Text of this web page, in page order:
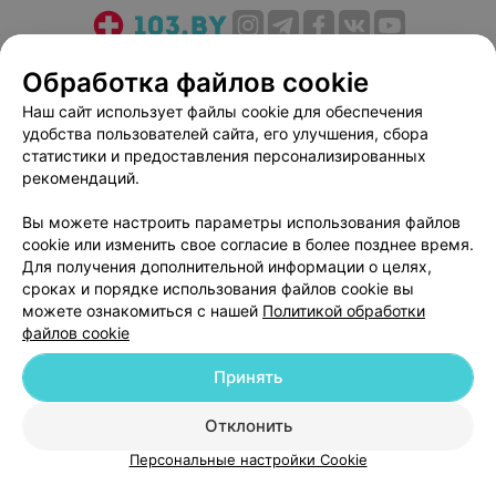
Медицинский маркетинг
Публичный договор
Пользовательское соглашение
Способы оплаты
Вакансии
Партнеры
Написать руководителю 103.by
Персональные настройки cookie
Обработка персональных данных
© 2026 ООО «Артокс Лаб», УНП 191700409| 220012, Республика Беларусь,
г. Минск, улица Толбухина, 2, пом. 16 | help@103.by
Обработка файлов cookie
Наш сайт использует файлы cookie для обеспечения
удобства пользователей сайта, его улучшения, сбора
статистики и предоставления персонализированных
рекомендаций.
Вы можете настроить параметры использования файлов
cookie или изменить свое согласие в более позднее время.
Для получения дополнительной информации о целях,
сроках и порядке использования файлов cookie вы
можете ознакомиться с нашей Политикой обработки
файлов cookie
Отклонить
Принять
Персональные настройки Cookie